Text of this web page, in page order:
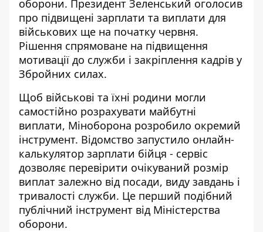
оборони. Президент Зеленський оголосив
про підвищені зарплати та виплати для
військових ще на початку червня.
Рішення спрямоване на підвищення
мотивації до служби і закріплення кадрів у
Збройних силах.
Щоб військові та їхні родини могли
самостійно розрахувати майбутні
виплати, Міноборона розробило окремий
інструмент. Відомство запустило онлайн-
калькулятор зарплати бійця - сервіс
дозволяє перевірити очікуваний розмір
виплат залежно від посади, виду завдань і
тривалості служби. Це перший подібний
публічний інструмент від Міністерства
оборони.